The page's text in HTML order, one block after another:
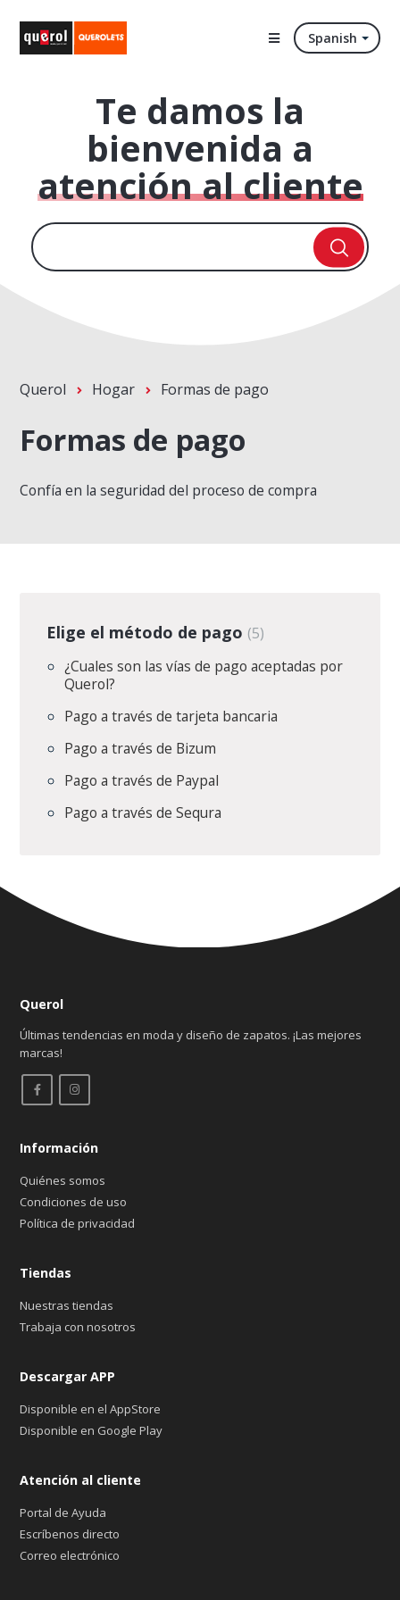
Spanish
Te damos la
bienvenida a
atención al cliente
Querol Hogar Formas de pago
Formas de pago
Confía en la seguridad del proceso de compra
Elige el método de pago 5
¿Cuales son las vías de pago aceptadas por
Querol?
Pago a través de tarjeta bancaria
Pago a través de Bizum
Pago a través de Paypal
Pago a través de Sequra
Querol
Últimas tendencias en moda y diseño de zapatos. ¡Las mejores
marcas!
Información
Quiénes somos
Condiciones de uso
Política de privacidad
Tiendas
Nuestras tiendas
Trabaja con nosotros
Descargar APP
Disponible en el AppStore
Disponible en Google Play
Atención al cliente
Portal de Ayuda
Escríbenos directo
Correo electrónico